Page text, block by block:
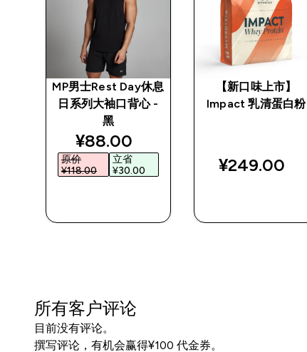
MP男士Rest Day休息
日系列大袖口背心 -
黑
discounted price
¥88.00‎
原价
¥118.00‎
立省
¥30.00‎
【新口味上市】
Impact 乳清蛋白粉
¥249.00‎
所有客户评论
目前没有评论。
撰写评论，有机会赢得¥100 代金券。